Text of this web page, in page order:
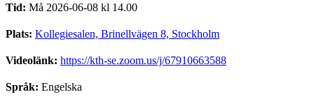
Tid: Må 2026-06-08 kl 14.00
Plats: Kollegiesalen, Brinellvägen 8, Stockholm
Videolänk: https://kth-se.zoom.us/j/67910663588
Språk: Engelska